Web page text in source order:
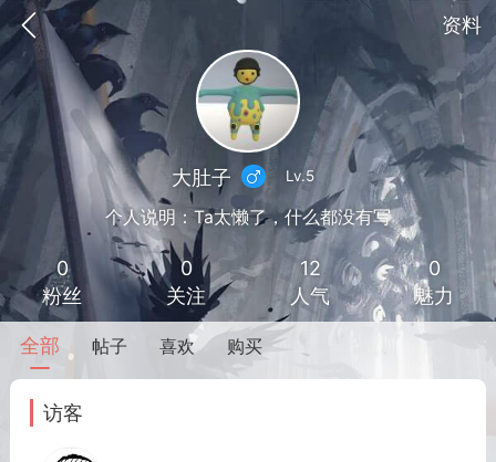
资料
我的钱包 道具 排行榜
大肚子 Lv.5
个人说明：Ta太懒了，什么都没有写
0
粉丝
0
关注
12
人气
0
魅力
全部 帖子 喜欢 购买
访客